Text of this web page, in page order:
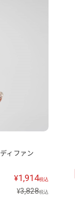
ィファン
¥1,914税込
¥3,828税込